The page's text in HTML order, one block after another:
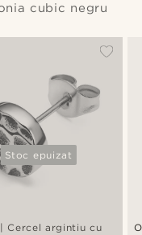
cubic negru
Stoc epuizat
Cercel argintiu cu